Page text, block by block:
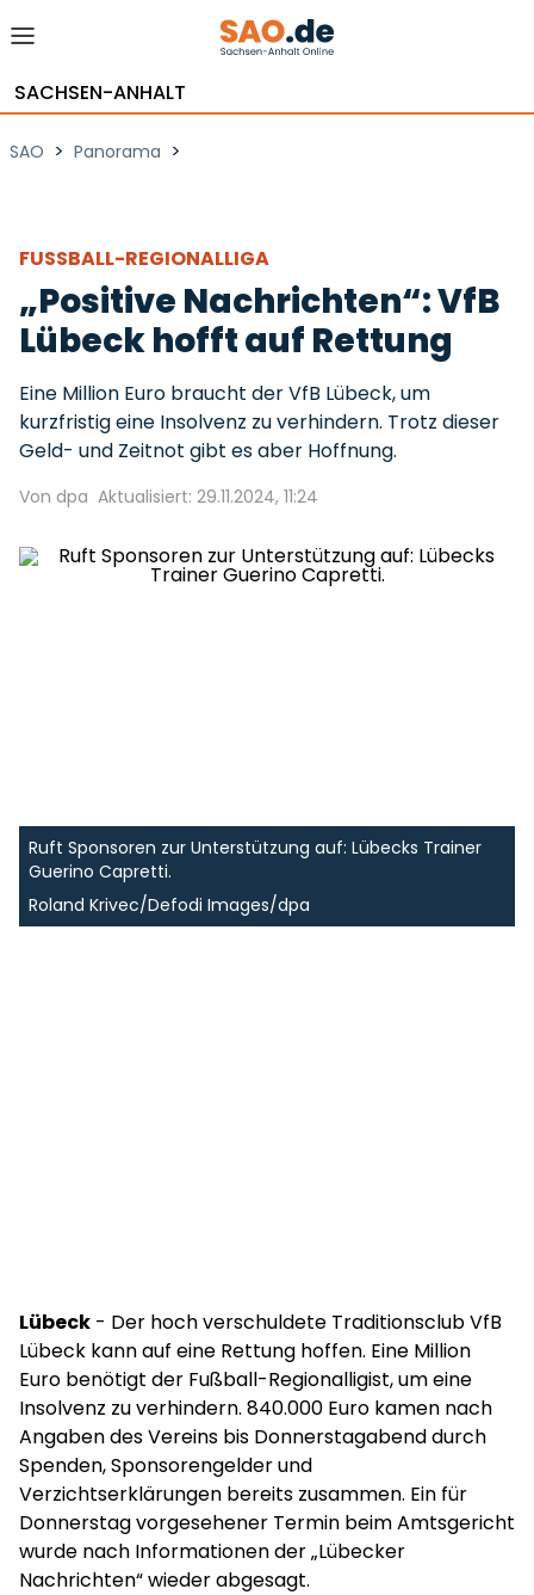
SACHSEN-ANHALT
SAO > Panorama >
FUSSBALL-REGIONALLIGA
„Positive Nachrichten“: VfB
Lübeck hofft auf Rettung
Eine Million Euro braucht der VfB Lübeck, um
kurzfristig eine Insolvenz zu verhindern. Trotz dieser
Geld- und Zeitnot gibt es aber Hoffnung.
Von dpa Aktualisiert: 29.11.2024, 11:24
Ruft Sponsoren zur Unterstützung auf: Lübecks Trainer
Guerino Capretti.
Roland Krivec/Defodi Images/dpa
Lübeck - Der hoch verschuldete Traditionsclub VfB
Lübeck kann auf eine Rettung hoffen. Eine Million
Euro benötigt der Fußball-Regionalligist, um eine
Insolvenz zu verhindern. 840.000 Euro kamen nach
Angaben des Vereins bis Donnerstagabend durch
Spenden, Sponsorengelder und
Verzichtserklärungen bereits zusammen. Ein für
Donnerstag vorgesehener Termin beim Amtsgericht
wurde nach Informationen der „Lübecker
Nachrichten“ wieder abgesagt.